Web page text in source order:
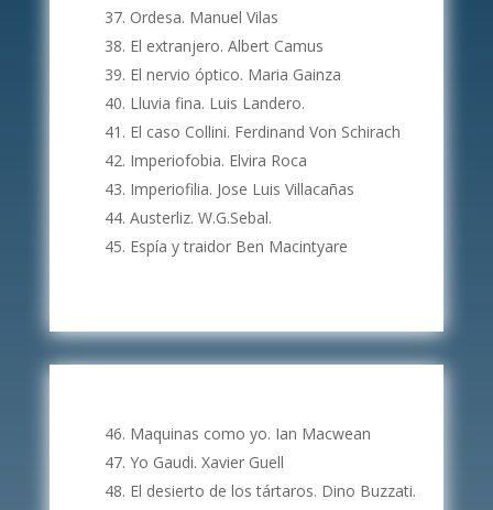
Ordesa. Manuel Vilas
El extranjero. Albert Camus
El nervio óptico. Maria Gainza
Lluvia fina. Luis Landero.
El caso Collini. Ferdinand Von Schirach
Imperiofobia. Elvira Roca
Imperiofilia. Jose Luis Villacañas
Austerliz. W.G.Sebal.
Espía y traidor Ben Macintyare
Maquinas como yo. Ian Macwean
Yo Gaudi. Xavier Guell
El desierto de los tártaros. Dino Buzzati.